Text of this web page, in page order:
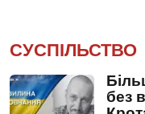
СУСПІЛЬСТВО
без